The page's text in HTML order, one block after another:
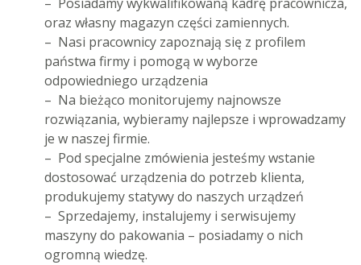
oraz własny magazyn części zamiennych.
– Nasi pracownicy zapoznają się z profilem
państwa firmy i pomogą w wyborze
odpowiedniego urządzenia
– Na bieżąco monitorujemy najnowsze
rozwiązania, wybieramy najlepsze i wprowadzamy
je w naszej firmie.
– Pod specjalne zmówienia jesteśmy wstanie
dostosować urządzenia do potrzeb klienta,
produkujemy statywy do naszych urządzeń
– Sprzedajemy, instalujemy i serwisujemy
maszyny do pakowania – posiadamy o nich
ogromną wiedzę.